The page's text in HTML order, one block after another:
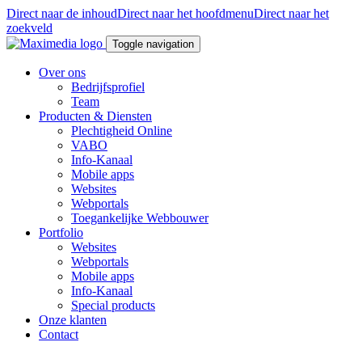
Direct naar de inhoudDirect naar het hoofdmenuDirect naar het
zoekveld
Toggle navigation
Over ons
Bedrijfsprofiel
Team
Producten & Diensten
Plechtigheid Online
VABO
Info-Kanaal
Mobile apps
Websites
Webportals
Toegankelijke Webbouwer
Portfolio
Websites
Webportals
Mobile apps
Info-Kanaal
Special products
Onze klanten
Contact